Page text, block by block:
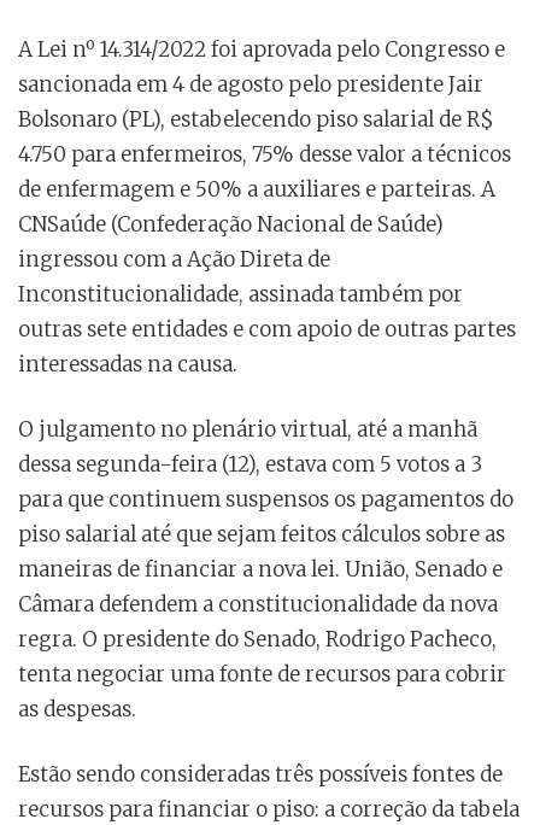
A Lei nº 14.314/2022 foi aprovada pelo Congresso e
sancionada em 4 de agosto pelo presidente Jair
Bolsonaro (PL), estabelecendo piso salarial de R$
4.750 para enfermeiros, 75% desse valor a técnicos
de enfermagem e 50% a auxiliares e parteiras. A
CNSaúde (Confederação Nacional de Saúde)
ingressou com a Ação Direta de
Inconstitucionalidade, assinada também por
outras sete entidades e com apoio de outras partes
interessadas na causa.
O julgamento no plenário virtual, até a manhã
dessa segunda-feira (12), estava com 5 votos a 3
para que continuem suspensos os pagamentos do
piso salarial até que sejam feitos cálculos sobre as
maneiras de financiar a nova lei. União, Senado e
Câmara defendem a constitucionalidade da nova
regra. O presidente do Senado, Rodrigo Pacheco,
tenta negociar uma fonte de recursos para cobrir
as despesas.
Estão sendo consideradas três possíveis fontes de
recursos para financiar o piso: a correção da tabela